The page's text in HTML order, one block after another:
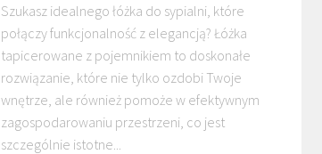
Szukasz idealnego łóżka do sypialni, które
połączy funkcjonalność z elegancją? Łóżka
tapicerowane z pojemnikiem to doskonałe
rozwiązanie, które nie tylko ozdobi Twoje
wnętrze, ale również pomoże w efektywnym
zagospodarowaniu przestrzeni, co jest
szczególnie istotne...